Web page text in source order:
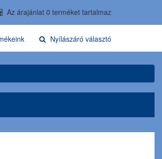
Az árajánlat 0 terméket tartalmaz
Nyílászáró választó